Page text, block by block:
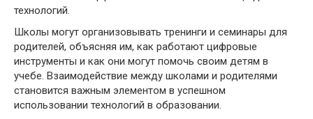
технологий.
Школы могут организовывать тренинги и семинары для
родителей, объясняя им, как работают цифровые
инструменты и как они могут помочь своим детям в
учебе. Взаимодействие между школами и родителями
становится важным элементом в успешном
использовании технологий в образовании.